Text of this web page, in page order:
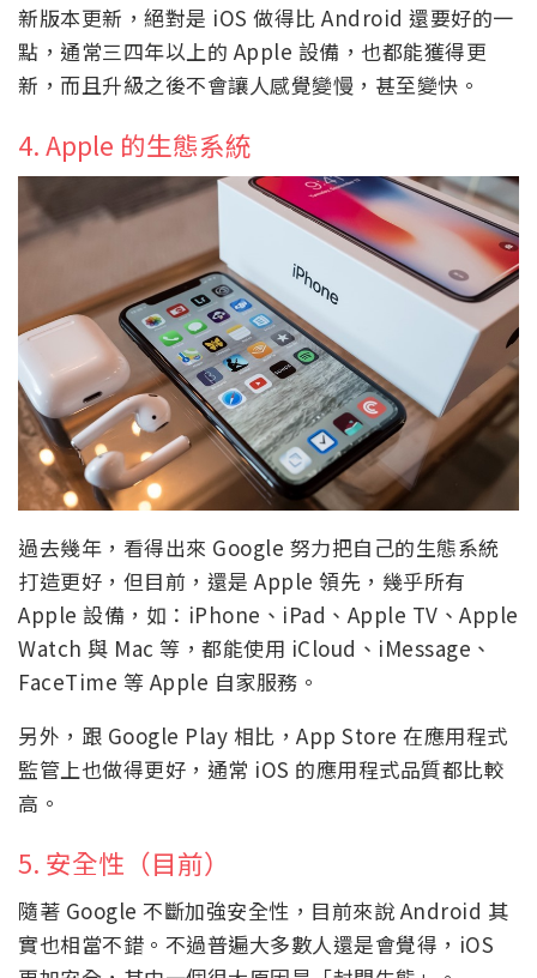
新版本更新，絕對是 iOS 做得比 Android 還要好的一
點，通常三四年以上的 Apple 設備，也都能獲得更
新，而且升級之後不會讓人感覺變慢，甚至變快。
4. Apple 的生態系統
過去幾年，看得出來 Google 努力把自己的生態系統
打造更好，但目前，還是 Apple 領先，幾乎所有
Apple 設備，如：iPhone、iPad、Apple TV、Apple
Watch 與 Mac 等，都能使用 iCloud、iMessage、
FaceTime 等 Apple 自家服務。
另外，跟 Google Play 相比，App Store 在應用程式
監管上也做得更好，通常 iOS 的應用程式品質都比較
高。
5. 安全性（目前）
隨著 Google 不斷加強安全性，目前來說 Android 其
實也相當不錯。不過普遍大多數人還是會覺得，iOS